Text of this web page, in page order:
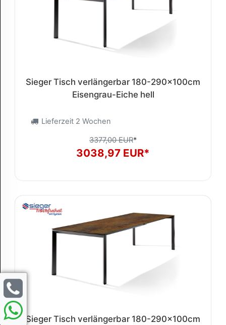
Sieger Tisch verlängerbar 180-290x100cm
Eisengrau-Eiche hell
Lieferzeit 2 Wochen
3377,00 EUR*
3038,97 EUR*
Sieger Tisch verlängerbar 180-290x100cm